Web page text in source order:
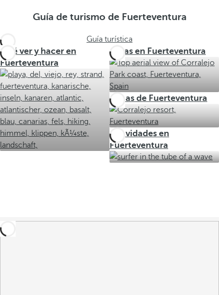
Guía de turismo de Fuerteventura
Guía turística
Qué ver y hacer en
Fuerteventura
Rutas en Fuerteventura
Zonas de Fuerteventura
Actividades en
Fuerteventura